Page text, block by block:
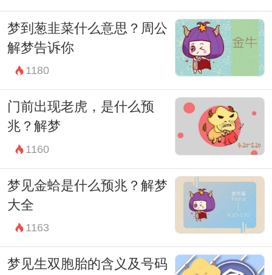
《周公解梦》的指引，我们或许能更好地理
解自己内心深处的渴望和恐惧，从而更好地
面对现实生活中的挑战与困惑。
梦到葱韭菜什么意思？周公
解梦告诉你
1180
门前出现老虎，是什么预
兆？解梦
1160
梦见金蛤是什么预兆？解梦
大全
1163
梦见生双胞胎的含义及号码